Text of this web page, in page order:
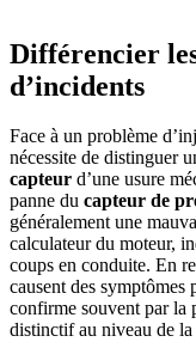
Différencier
d’incidents
Face à un problème
nécessite de distinguer
capteur d’une usure
panne du capteur de
généralement une
calculateur du moteur,
coups en conduite. En
causent des symptômes
confirme souvent par la
distinctif au niveau de la